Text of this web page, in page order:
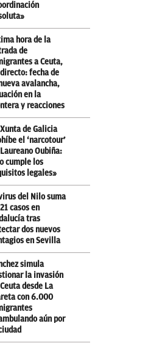
hora de la
de
a Ceuta,
fecha de
avalancha,
en la
y reacciones
Xunta de Galicia
el ‘narcotour’
Oubiña:
cumple los
legales»
del Nilo suma
casos en
tras
dos nuevos
en Sevilla
simula
la invasión
desde La
con 6.000
aún por